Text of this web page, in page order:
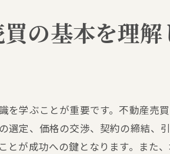
者が知っておくべきポイント
る
の基本を理解
学ぶことが重要です。不動産売
定、価格の交渉、契約の締結、
が成功への鍵となります。また